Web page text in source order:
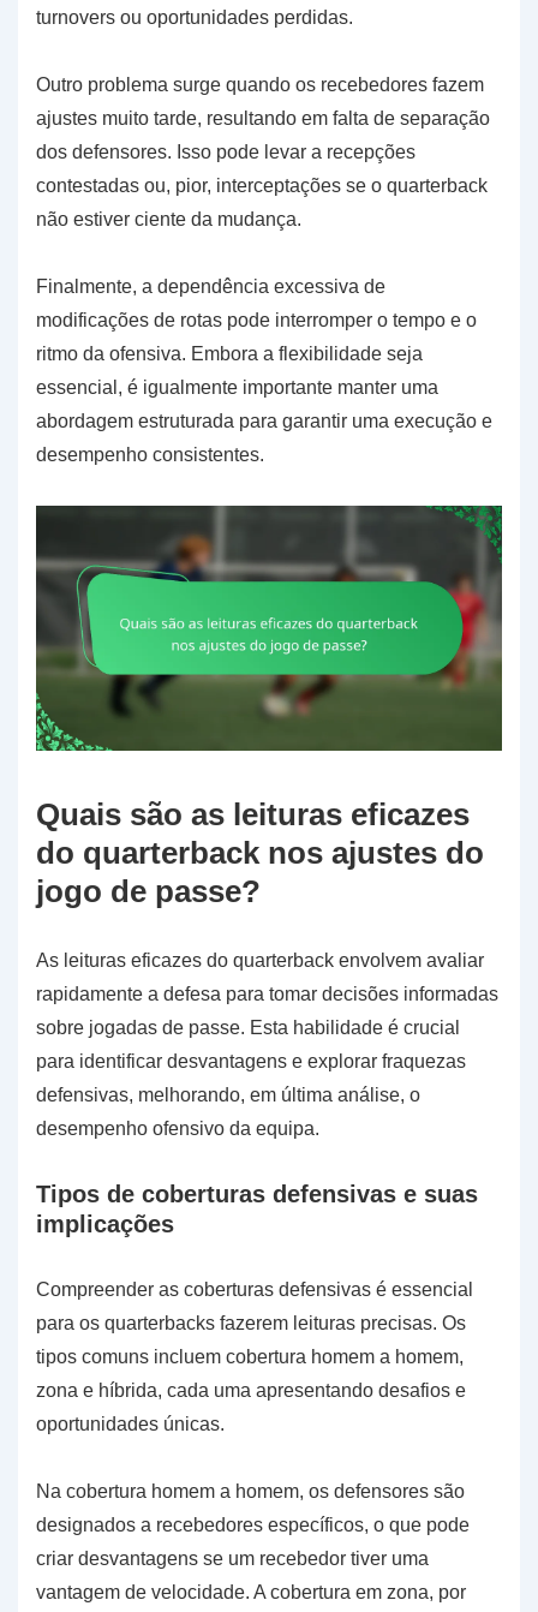
turnovers ou oportunidades perdidas.
Outro problema surge quando os recebedores fazem
ajustes muito tarde, resultando em falta de separação
dos defensores. Isso pode levar a recepções
contestadas ou, pior, interceptações se o quarterback
não estiver ciente da mudança.
Finalmente, a dependência excessiva de
modificações de rotas pode interromper o tempo e o
ritmo da ofensiva. Embora a flexibilidade seja
essencial, é igualmente importante manter uma
abordagem estruturada para garantir uma execução e
desempenho consistentes.
Quais são as leituras eficazes
do quarterback nos ajustes do
jogo de passe?
As leituras eficazes do quarterback envolvem avaliar
rapidamente a defesa para tomar decisões informadas
sobre jogadas de passe. Esta habilidade é crucial
para identificar desvantagens e explorar fraquezas
defensivas, melhorando, em última análise, o
desempenho ofensivo da equipa.
Tipos de coberturas defensivas e suas
implicações
Compreender as coberturas defensivas é essencial
para os quarterbacks fazerem leituras precisas. Os
tipos comuns incluem cobertura homem a homem,
zona e híbrida, cada uma apresentando desafios e
oportunidades únicas.
Na cobertura homem a homem, os defensores são
designados a recebedores específicos, o que pode
criar desvantagens se um recebedor tiver uma
vantagem de velocidade. A cobertura em zona, por